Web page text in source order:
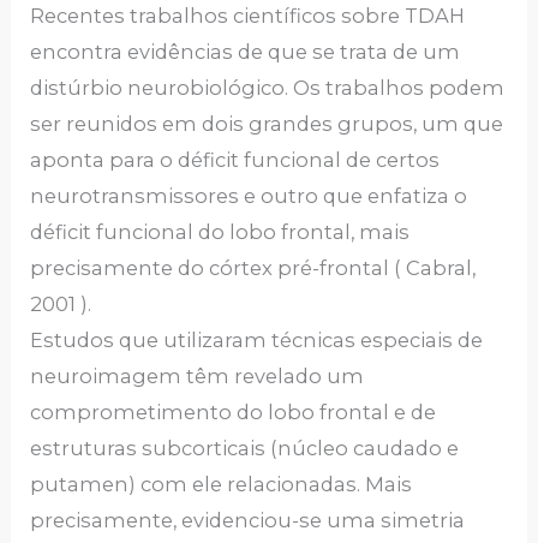
Recentes trabalhos científicos sobre TDAH
encontra evidências de que se trata de um
distúrbio neurobiológico. Os trabalhos podem
ser reunidos em dois grandes grupos, um que
aponta para o déficit funcional de certos
neurotransmissores e outro que enfatiza o
déficit funcional do lobo frontal, mais
precisamente do córtex pré-frontal ( Cabral,
2001 ).
Estudos que utilizaram técnicas especiais de
neuroimagem têm revelado um
comprometimento do lobo frontal e de
estruturas subcorticais (núcleo caudado e
putamen) com ele relacionadas. Mais
precisamente, evidenciou-se uma simetria